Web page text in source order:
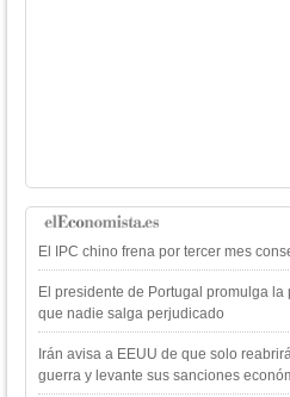
El IPC chino frena por tercer mes
El presidente de Portugal promulga
que nadie salga perjudicado
Irán avisa a EEUU de que solo
guerra y levante sus sanciones